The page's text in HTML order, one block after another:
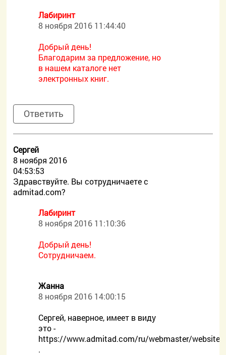
Лабиринт
8 ноября 2016 11:44:40
Добрый день!
Благодарим за предложение, но
в нашем каталоге нет
электронных книг.
Ответить
Сергей
8 ноября 2016
04:53:53
Здравствуйте. Вы сотрудничаете с
admitad.com?
Лабиринт
8 ноября 2016 11:10:36
Добрый день!
Сотрудничаем.
Жанна
8 ноября 2016 14:00:15
Сергей, наверное, имеет в виду
это -
https://www.admitad.com/ru/webmaster/
.